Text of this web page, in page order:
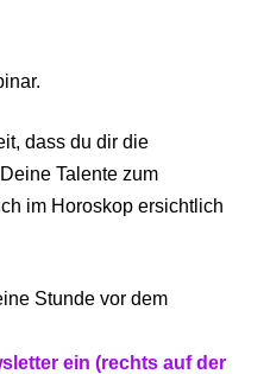
dass du dir die
Talente zum
im Horoskop ersichtlich
Stunde vor dem
ein (rechts auf der